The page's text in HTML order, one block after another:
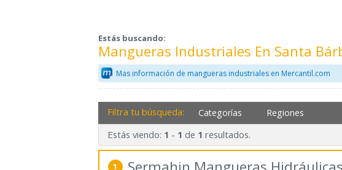
Estás buscando:
Mangueras Industriales En Santa
Mas información de mangueras industriales en Mercantil.com
Filtra tu búsqueda: Categorías Regiones
Estás viendo: 1 - 1 de 1 resultados.
1